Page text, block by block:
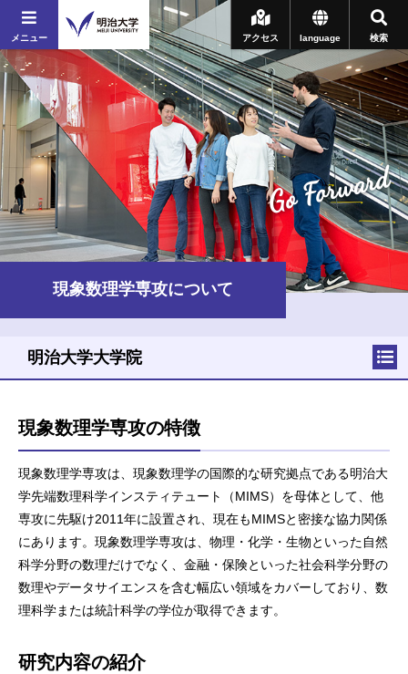
メニュー 検索
language
アクセス
Go Forward
現象数理学専攻について
現象数理学専攻の特徴
現象数理学専攻は、現象数理学の国際的な研究拠点である明治大
学先端数理科学インスティテュート（MIMS）を母体として、他
専攻に先駆け2011年に設置され、現在もMIMSと密接な協力関係
にあります。現象数理学専攻は、物理・化学・生物といった自然
科学分野の数理だけでなく、金融・保険といった社会科学分野の
数理やデータサイエンスを含む幅広い領域をカバーしており、数
理科学または統計科学の学位が取得できます。
研究内容の紹介
明治大学大学院